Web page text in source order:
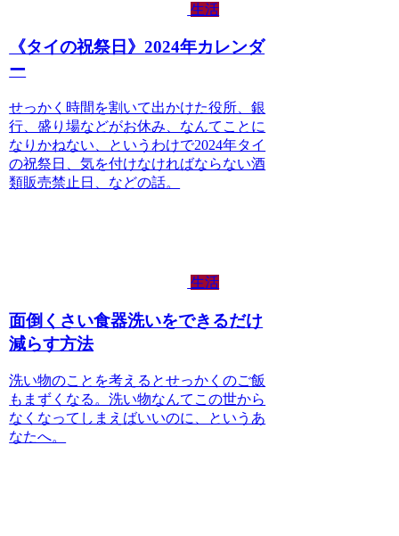
生活
《タイの祝祭日》2024年カレンダ
ー
せっかく時間を割いて出かけた役所、銀
行、盛り場などがお休み、なんてことに
なりかねない、というわけで2024年タイ
の祝祭日、気を付けなければならない酒
類販売禁止日、などの話。
生活
面倒くさい食器洗いをできるだけ
減らす方法
洗い物のことを考えるとせっかくのご飯
もまずくなる。洗い物なんてこの世から
なくなってしまえばいいのに、というあ
なたへ。